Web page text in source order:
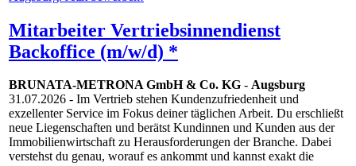
Mitarbeiter Vertriebsinnendienst
Backoffice (m/w/d) *
BRUNATA-METRONA GmbH & Co. KG - Augsburg
31.07.2026 - Im Vertrieb stehen Kundenzufriedenheit und
exzellenter Service im Fokus deiner täglichen Arbeit. Du erschließt
neue Liegenschaften und berätst Kundinnen und Kunden aus der
Immobilienwirtschaft zu Herausforderungen der Branche. Dabei
verstehst du genau, worauf es ankommt und kannst exakt die